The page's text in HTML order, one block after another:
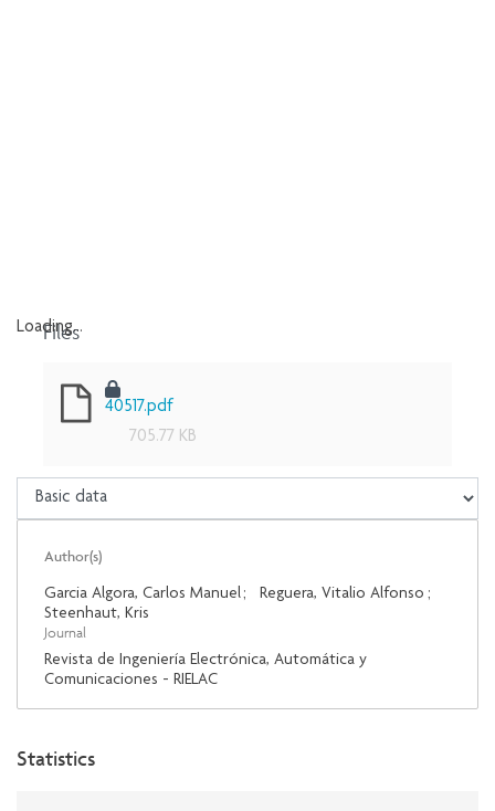
Loading...
Files
40517.pdf
705.77 KB
Author(s)
Garcia Algora, Carlos Manuel; Reguera, Vitalio Alfonso ;
Steenhaut, Kris
Journal
Revista de Ingeniería Electrónica, Automática y
Comunicaciones - RIELAC
Statistics